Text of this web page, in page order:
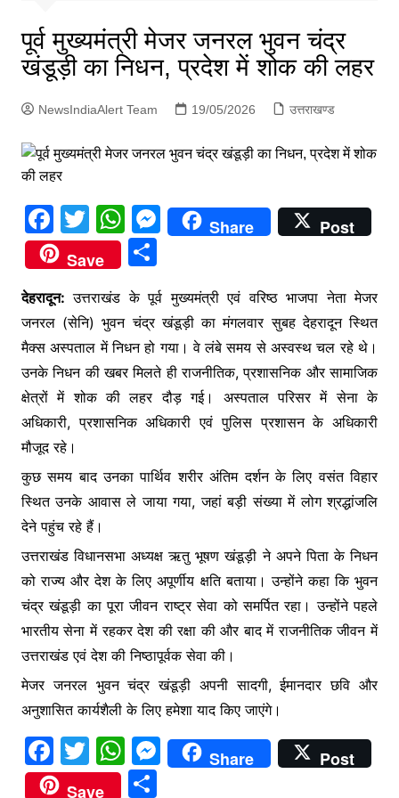
पूर्व मुख्यमंत्री मेजर जनरल भुवन चंद्र
खंडूड़ी का निधन, प्रदेश में शोक की लहर
NewsIndiaAlert Team 19/05/2026 उत्तराखण्ड
F
a
c
e
b
o
o
k
T
w
itt
er
W
h
at
s
A
p
p
M
e
s
e
n
g
er
Share
Post
Save
S
h
ar
e
देहरादून: उत्तराखंड के पूर्व मुख्यमंत्री एवं वरिष्ठ भाजपा नेता मेजर
जनरल (सेनि) भुवन चंद्र खंडूड़ी का मंगलवार सुबह देहरादून स्थित
मैक्स अस्पताल में निधन हो गया। वे लंबे समय से अस्वस्थ चल रहे थे।
उनके निधन की खबर मिलते ही राजनीतिक, प्रशासनिक और सामाजिक
क्षेत्रों में शोक की लहर दौड़ गई। अस्पताल परिसर में सेना के
अधिकारी, प्रशासनिक अधिकारी एवं पुलिस प्रशासन के अधिकारी
मौजूद रहे।
कुछ समय बाद उनका पार्थिव शरीर अंतिम दर्शन के लिए वसंत विहार
स्थित उनके आवास ले जाया गया, जहां बड़ी संख्या में लोग श्रद्धांजलि
देने पहुंच रहे हैं।
उत्तराखंड विधानसभा अध्यक्ष ऋतु भूषण खंडूड़ी ने अपने पिता के निधन
को राज्य और देश के लिए अपूर्णीय क्षति बताया। उन्होंने कहा कि भुवन
चंद्र खंडूड़ी का पूरा जीवन राष्ट्र सेवा को समर्पित रहा। उन्होंने पहले
भारतीय सेना में रहकर देश की रक्षा की और बाद में राजनीतिक जीवन में
उत्तराखंड एवं देश की निष्ठापूर्वक सेवा की।
मेजर जनरल भुवन चंद्र खंडूड़ी अपनी सादगी, ईमानदार छवि और
अनुशासित कार्यशैली के लिए हमेशा याद किए जाएंगे।
F
a
T
w
W
h
M
e
Share
Post
Save
S
r